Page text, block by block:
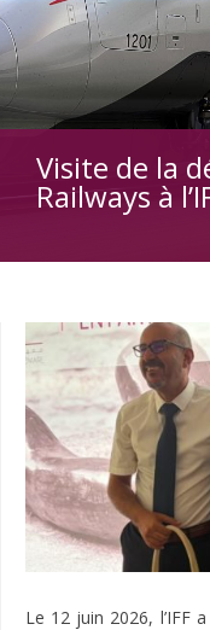
Visite de la
Railways à
Le 12 juin 2026, l’IFF